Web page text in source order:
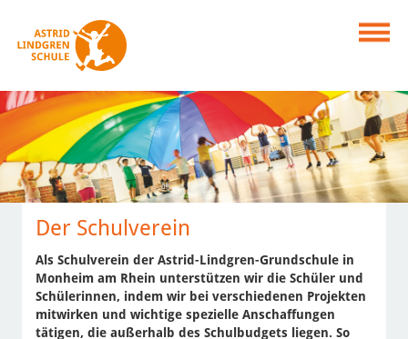
Der Schulverein
Als Schulverein der Astrid-Lindgren-Grundschule in
Monheim am Rhein unterstützen wir die Schüler und
Schülerinnen, indem wir bei verschiedenen Projekten
mitwirken und wichtige spezielle Anschaffungen
tätigen, die außerhalb des Schulbudgets liegen. So